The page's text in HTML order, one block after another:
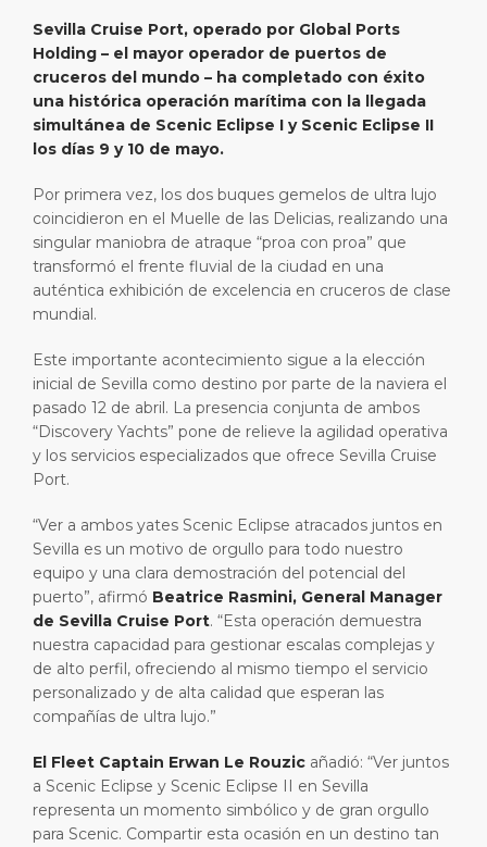
Sevilla Cruise Port, operado por Global Ports
Holding – el mayor operador de puertos de
cruceros del mundo – ha completado con éxito
una histórica operación marítima con la llegada
simultánea de Scenic Eclipse I y Scenic Eclipse II
los días 9 y 10 de mayo.
Por primera vez, los dos buques gemelos de ultra lujo
coincidieron en el Muelle de las Delicias, realizando una
singular maniobra de atraque “proa con proa” que
transformó el frente fluvial de la ciudad en una
auténtica exhibición de excelencia en cruceros de clase
mundial.
Este importante acontecimiento sigue a la elección
inicial de Sevilla como destino por parte de la naviera el
pasado 12 de abril. La presencia conjunta de ambos
“Discovery Yachts” pone de relieve la agilidad operativa
y los servicios especializados que ofrece Sevilla Cruise
Port.
“Ver a ambos yates Scenic Eclipse atracados juntos en
Sevilla es un motivo de orgullo para todo nuestro
equipo y una clara demostración del potencial del
puerto”, afirmó Beatrice Rasmini, General Manager
de Sevilla Cruise Port. “Esta operación demuestra
nuestra capacidad para gestionar escalas complejas y
de alto perfil, ofreciendo al mismo tiempo el servicio
personalizado y de alta calidad que esperan las
compañías de ultra lujo.”
El Fleet Captain Erwan Le Rouzic añadió: “Ver juntos
a Scenic Eclipse y Scenic Eclipse II en Sevilla
representa un momento simbólico y de gran orgullo
para Scenic. Compartir esta ocasión en un destino tan